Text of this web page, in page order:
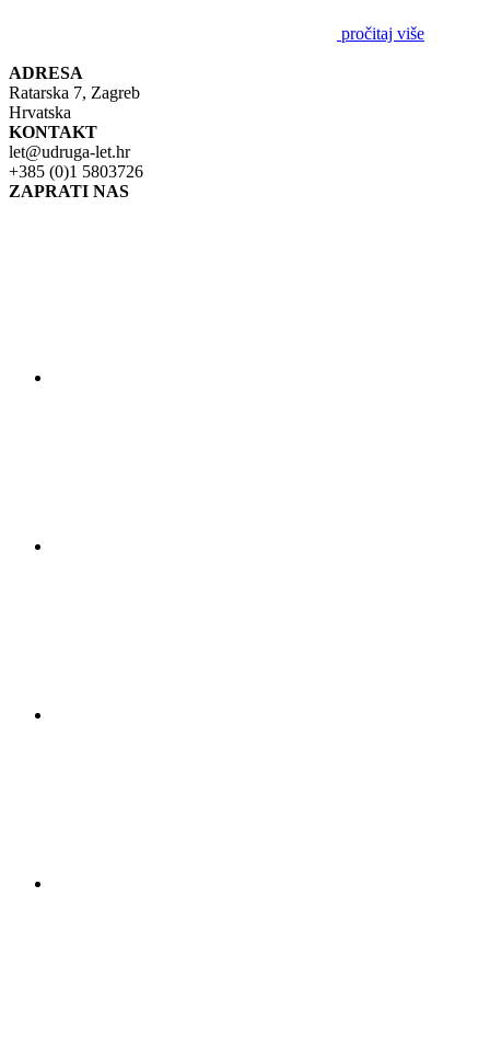
pročitaj više
ADRESA
Ratarska 7, Zagreb
Hrvatska
KONTAKT
let@udruga-let.hr
+385 (0)1 5803726
ZAPRATI NAS